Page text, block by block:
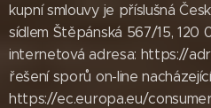
kupní smlouvy je příslušná
sídlem Štěpánská 567/15, 120
internetová adresa: https://
řešení sporů on-line
https://ec.europa.eu/